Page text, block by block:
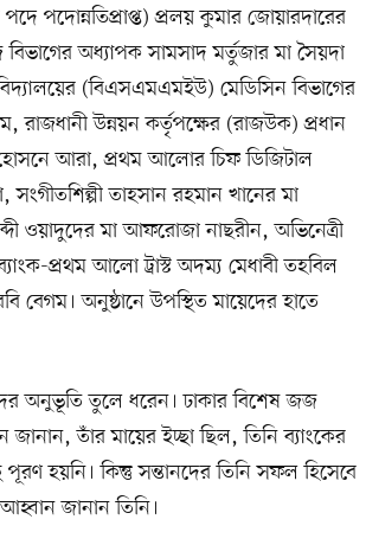
পদোন্নতিপ্রাপ্ত) প্রলয় কুমার জোয়ারদারের
বিভাগের অধ্যাপক সামসাদ মর্তুজার মা সৈয়দা
(বিএসএমএমইউ) মেডিসিন বিভাগের
রাজধানী উন্নয়ন কর্তৃপক্ষের (রাজউক) প্রধান
আরা, প্রথম আলোর চিফ ডিজিটাল
তাহসান রহমান খানের মা
ওয়াদুদের মা আফরোজা নাছরীন, অভিনেত্রী
প্রথম আলো ট্রাস্ট অদম্য মেধাবী তহবিল
বেগম। অনুষ্ঠানে উপস্থিত মায়েদের হাতে
অনুভূতি তুলে ধরেন। ঢাকার বিশেষ জজ
তাঁর মায়ের ইচ্ছা ছিল, তিনি ব্যাংকের
পূরণ হয়নি। কিন্তু সন্তানদের তিনি সফল হিসেবে
জানান তিনি।